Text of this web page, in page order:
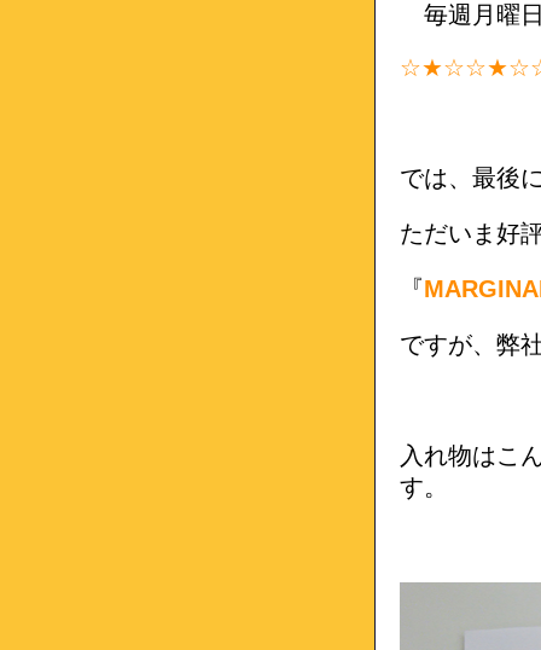
毎週月曜
では、最後
ただいま好
『
ですが、弊
入れ物はこ
す。